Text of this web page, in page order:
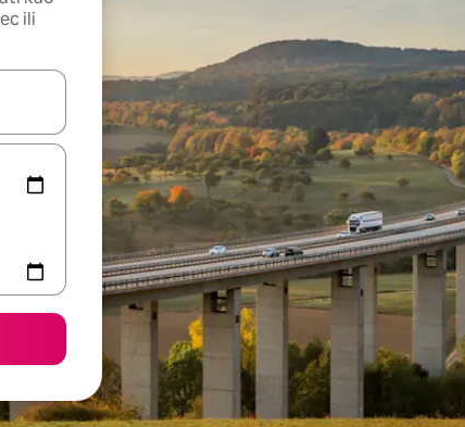
ili
koristeći se strelicama prema gore i prema dolje, kao i